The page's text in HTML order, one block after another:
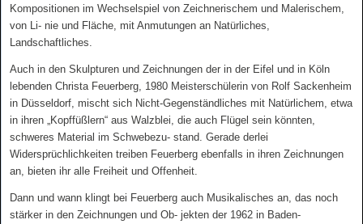
Kompositionen im Wechselspiel von Zeichnerischem und Malerischem,
von Li‐ nie und Fläche, mit Anmutungen an Natürliches,
Landschaftliches.
Auch in den Skulpturen und Zeichnungen der in der Eifel und in Köln
lebenden Christa Feuerberg, 1980 Meisterschülerin von Rolf Sackenheim
in Düsseldorf, mischt sich Nicht-Gegenständliches mit Natürlichem, etwa
in ihren „Kopffüßlern“ aus Walzblei, die auch Flügel sein könnten,
schweres Material im Schwebezu‐ stand. Gerade derlei
Widersprüchlichkeiten treiben Feuerberg ebenfalls in ihren Zeichnungen
an, bieten ihr alle Freiheit und Offenheit.
Dann und wann klingt bei Feuerberg auch Musikalisches an, das noch
stärker in den Zeichnungen und Ob‐ jekten der 1962 in Baden-